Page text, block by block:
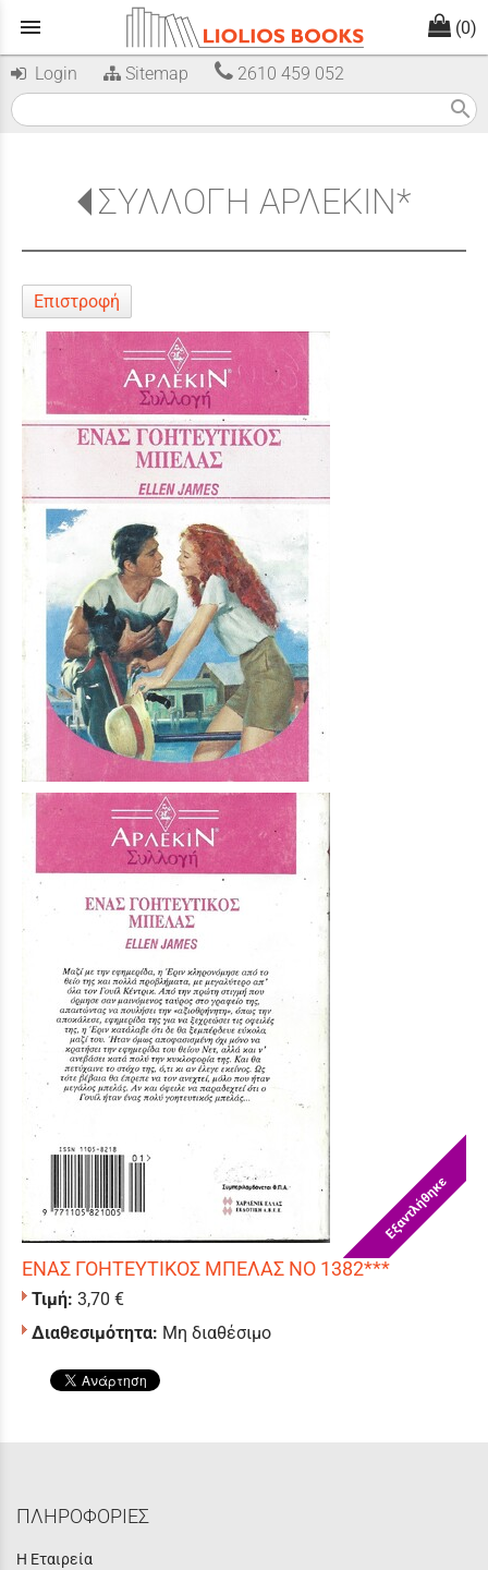
menu (0)
Login Sitemap 2610 459 052
search
ΣΥΛΛΟΓΗ ΑΡΛΕΚΙΝ*
Επιστροφή
Εξαντλήθηκε
ΕΝΑΣ ΓΟΗΤΕΥΤΙΚΟΣ ΜΠΕΛΑΣ ΝΟ 1382***
Τιμή: 3,70 €
Διαθεσιμότητα: Μη διαθέσιμο
ΠΛΗΡΟΦΟΡΙΕΣ
Η Εταιρεία